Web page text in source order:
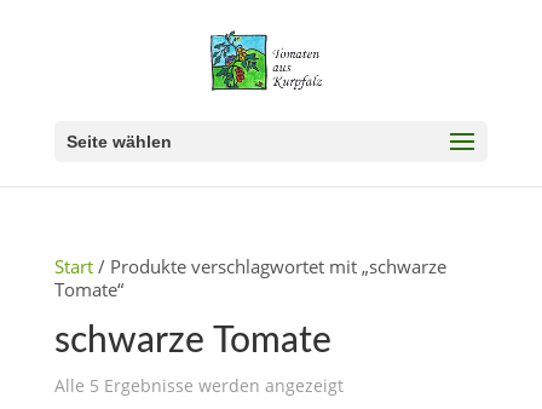
Seite wählen
Start/ Produkte verschlagwortet mit „schwarze
Tomate“
schwarze Tomate
Alle 5 Ergebnisse werden angezeigt